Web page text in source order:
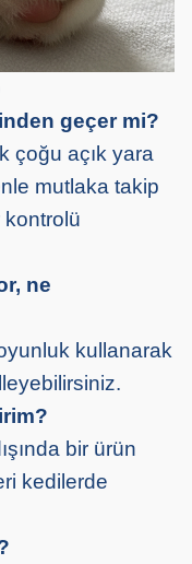
geçer mi?
çoğu açık yara
mutlaka takip
ne
kullanarak
bir ürün
kedilerde